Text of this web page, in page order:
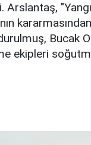
Arslantaş,
Bucak
ekipleri